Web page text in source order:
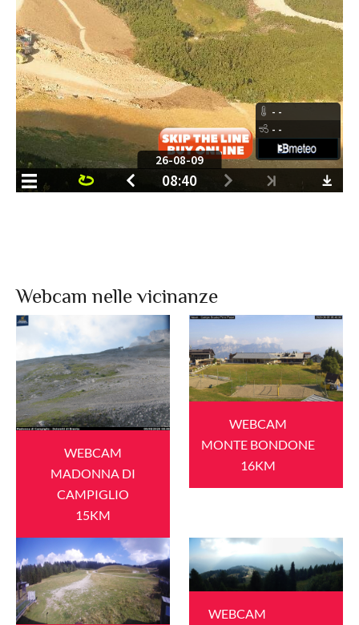
Webcam nelle vicinanze
WEBCAM
MADONNA DI
CAMPIGLIO
15KM
WEBCAM
MONTE BONDONE
16KM
WEBCAM